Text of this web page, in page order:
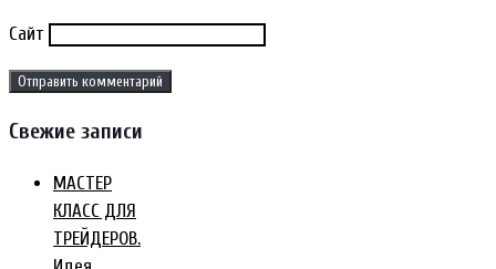
Сайт
Свежие записи
МАСТЕР
КЛАСС ДЛЯ
ТРЕЙДЕРОВ.